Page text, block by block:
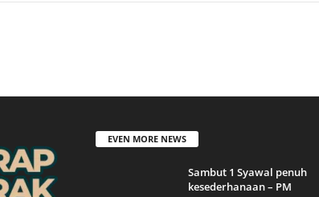
EVEN MORE NEWS
Sambut 1 Syawal penuh
kesederhanaan – PM